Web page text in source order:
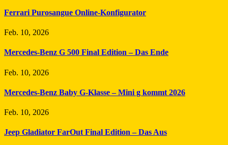
Ferrari Purosangue Online-Konfigurator
Feb. 10, 2026
Mercedes-Benz G 500 Final Edition – Das Ende
Feb. 10, 2026
Mercedes-Benz Baby G-Klasse – Mini g kommt 2026
Feb. 10, 2026
Jeep Gladiator FarOut Final Edition – Das Aus